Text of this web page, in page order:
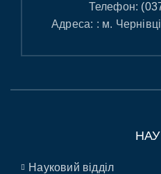
Телефон:
Адреса: : м.
Науковий відділ